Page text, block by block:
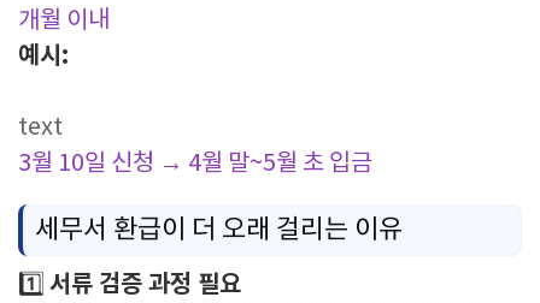
개월 이내
예시:
text
3월 10일 신청 → 4월 말~5월 초 입금
세무서 환급이 더 오래 걸리는 이유
1️⃣ 서류 검증 과정 필요